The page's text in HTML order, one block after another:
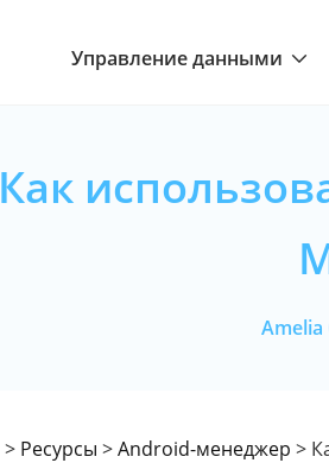
Управление данными
Как
Amelia
> Ресурсы >Android-менеджер >